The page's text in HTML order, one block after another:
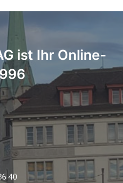
ist Ihr Online-
40